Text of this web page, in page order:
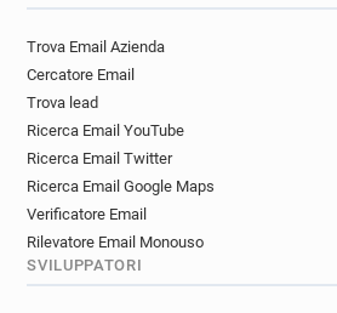
Trova Email Azienda
Cercatore Email
Trova lead
Ricerca Email YouTube
Ricerca Email Twitter
Ricerca Email Google Maps
Verificatore Email
Rilevatore Email Monouso
SVILUPPATORI